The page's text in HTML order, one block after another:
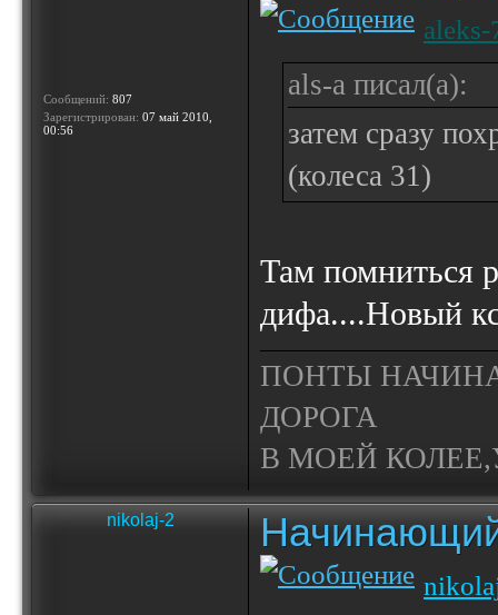
Сообщений: 807
Зарегистрирован: 07 май 2010,
00:56
aleks-
als-a писал(а):
затем сразу
(колеса 31)
Там помниться
дифа....Новый
ПОНТЫ
ДОРОГА
В МОЕЙ
nikolaj-2